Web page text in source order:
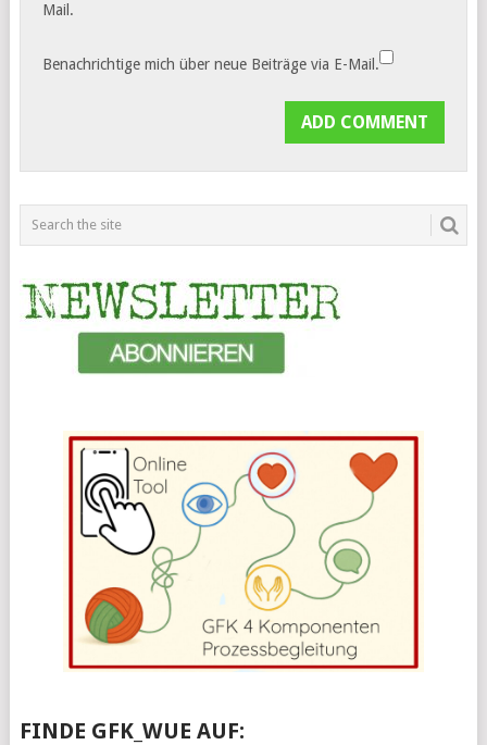
Mail.
Benachrichtige mich über neue Beiträge via E-Mail.
FINDE GFK_WUE AUF: